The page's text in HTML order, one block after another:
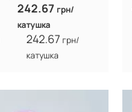
242.67грн/
катушка
242.67грн/
катушка